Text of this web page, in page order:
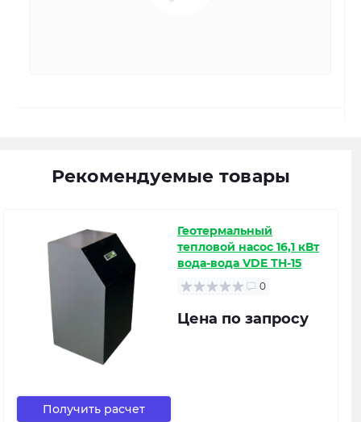
Рекомендуемые товары
Геотермальный
тепловой насос 16,1 кВт
вода-вода VDE ТН-15
0
Цена по запросу
Получить расчет